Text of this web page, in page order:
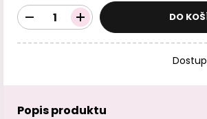
DO
Popis produktu